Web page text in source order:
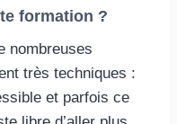
formation ?
nombreuses
très techniques :
et parfois ce